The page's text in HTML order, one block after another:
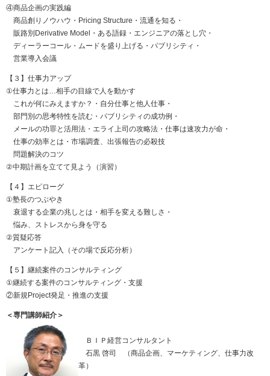
④商品企画の実践編
商品創りノウハウ・Pricing Structure・流通を知る・
販路別Derivative Model・ある語録・エンジニアの落とし穴・
ディーラーコール・ムードを盛り上げる・パブリシティ・
営業導入会議
【３】仕事力アップ
①仕事力とは…相手の目線で人を動かす
これが何にみえますか？・自分仕事と他人仕事・
部門別の思考特性を読む・パブリシティの成功例・
メールの功罪と活用法・エライ上司の攻略法・仕事は速攻力が命・
仕事の効率とは・市場調査、出張報告の必殺技
問題解決のコツ
②中期計画を立てて見よう（演習）
【４】エピローグ
①塾長のつぶやき
衰退する企業の兆しとは・相手を変える難しさ・
悩み、ストレスから身を守る
②質疑応答
アンケート記入（その場で反応分析）
【５】継続案件のコンサルティング
①継続する案件のコンサルティング・支援
②新規Project発足・推進の支援
＜専門講師紹介＞
ＢＩＰ経営コンサルタント
石黒 啓司 （商品企画、マーケティング、仕事力改
革）